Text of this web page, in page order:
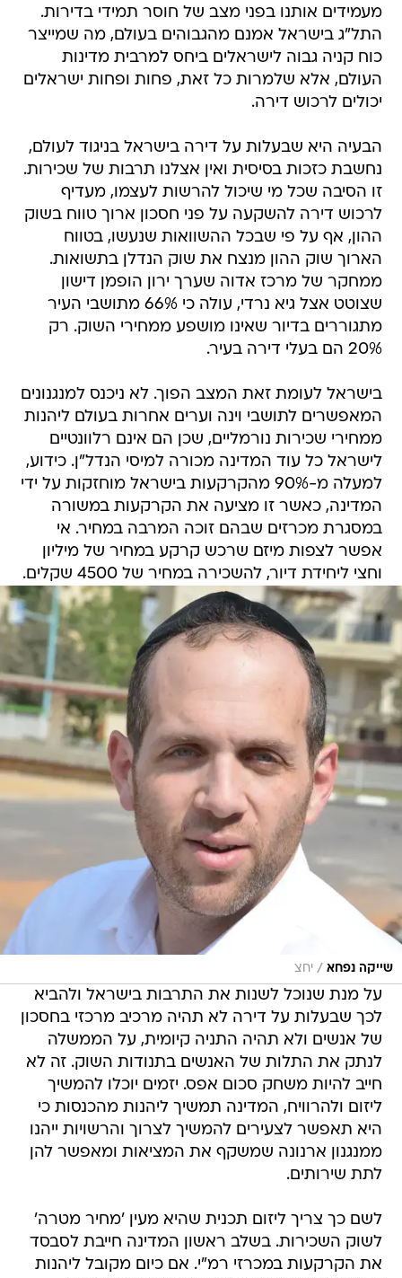
מעמידים אותנו בפני מצב של חוסר תמידי בדירות.
התל"ג בישראל אמנם מהגבוהים בעולם, מה שמייצר
כוח קניה גבוה לישראלים ביחס למרבית מדינות
העולם, אלא שלמרות כל זאת, פחות ופחות ישראלים
יכולים לרכוש דירה.
הבעיה היא שבעלות על דירה בישראל בניגוד לעולם,
נחשבת כזכות בסיסית ואין אצלנו תרבות של שכירות.
זו הסיבה שכל מי שיכול להרשות לעצמו, מעדיף
לרכוש דירה להשקעה על פני חסכון ארוך טווח בשוק
ההון, אף על פי שבכל ההשוואות שנעשו, בטווח
הארוך שוק ההון מנצח את שוק הנדלן בתשואות.
ממחקר של מרכז אדוה שערך ירון הופמן דישון
שצוטט אצל גיא נרדי, עולה כי 66% מתושבי העיר
מתגוררים בדיור שאינו מושפע ממחירי השוק. רק
20% הם בעלי דירה בעיר.
בישראל לעומת זאת המצב הפוך. לא ניכנס למנגנונים
המאפשרים לתושבי וינה וערים אחרות בעולם ליהנות
ממחירי שכירות נורמליים, שכן הם אינם רלוונטיים
לישראל כל עוד המדינה מכורה למיסי הנדל"ן. כידוע,
למעלה מ-90% מהקרקעות בישראל מוחזקות על ידי
המדינה, כאשר זו מציעה את הקרקעות במשורה
במסגרת מכרזים שבהם זוכה המרבה במחיר. אי
אפשר לצפות מיזם שרכש קרקע במחיר של מיליון
וחצי ליחידת דיור, להשכירה במחיר של 4500 שקלים.
שייקה נפחא / יחצ
על מנת שנוכל לשנות את התרבות בישראל ולהביא
לכך שבעלות על דירה לא תהיה מרכיב מרכזי בחסכון
של אנשים ולא תהיה התניה קיומית, על הממשלה
לנתק את התלות של האנשים בתנודות השוק. זה לא
חייב להיות משחק סכום אפס. יזמים יוכלו להמשיך
ליזום ולהרוויח, המדינה תמשיך ליהנות מהכנסות כי
היא תאפשר לצעירים להמשיך לצרוך והרשויות ייהנו
ממנגנון ארנונה שמשקף את המציאות ומאפשר להן
לתת שירותים.
לשם כך צריך ליזום תכנית שהיא מעין 'מחיר מטרה'
לשוק השכירות. בשלב ראשון המדינה חייבת לסבסד
את הקרקעות במכרזי רמ"י. אם כיום מקובל ליהנות